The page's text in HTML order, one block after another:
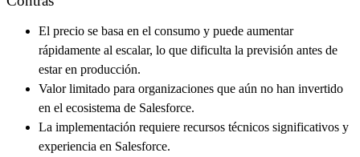
El precio se basa en el consumo y puede aumentar
rápidamente al escalar, lo que dificulta la previsión antes de
estar en producción.
Valor limitado para organizaciones que aún no han invertido
en el ecosistema de Salesforce.
La implementación requiere recursos técnicos significativos y
experiencia en Salesforce.